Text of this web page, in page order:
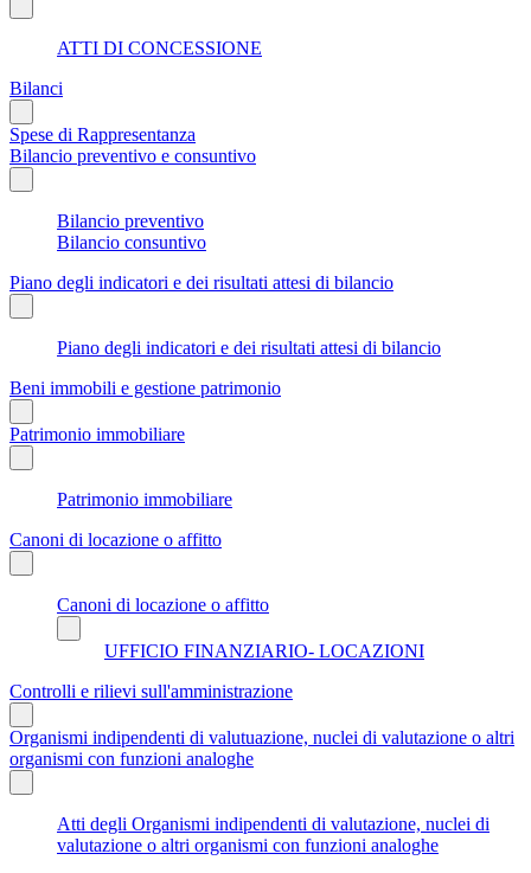
ATTI DI CONCESSIONE
Bilanci
Spese di Rappresentanza
Bilancio preventivo e consuntivo
Bilancio preventivo
Bilancio consuntivo
Piano degli indicatori e dei risultati attesi di bilancio
Piano degli indicatori e dei risultati attesi di bilancio
Beni immobili e gestione patrimonio
Patrimonio immobiliare
Patrimonio immobiliare
Canoni di locazione o affitto
Canoni di locazione o affitto
UFFICIO FINANZIARIO- LOCAZIONI
Controlli e rilievi sull'amministrazione
Organismi indipendenti di valutuazione, nuclei di valutazione o altri
organismi con funzioni analoghe
Atti degli Organismi indipendenti di valutazione, nuclei di
valutazione o altri organismi con funzioni analoghe